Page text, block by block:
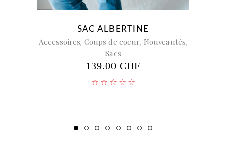
SAC ALBERTINE
Accessoires Coups de coeur Nouveautés
Sacs
139.00 CHF